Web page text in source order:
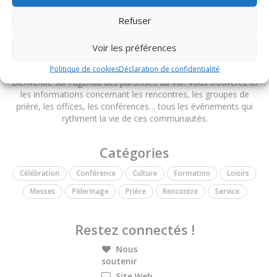
Refuser
Voir les préférences
Politique de cookiesDéclaration de confidentialité
Paroisses du diocèse de Fréjus-Toulon
Bienvenue sur l'agenda des paroisses du Var. Vous trouverez ici
les informations concernant les rencontres, les groupes de
prière, les offices, les conférences… tous les événements qui
rythment la vie de ces communautés.
Catégories
Célébration Conférence Culture Formation
Loisirs
Messes
Pèlerinage Prière Rencontre Service
Restez connectés !
Nous
soutenir